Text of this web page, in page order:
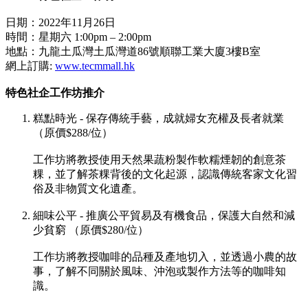
日期：2022年11月26日
時間：星期六 1:00pm – 2:00pm
地點：九龍土瓜灣土瓜灣道86號順聯工業大廈3樓B室
網上訂購: www.tecmmall.hk
特色社企工作坊推介
糕點時光 - 保存傳統手藝，成就婦女充權及長者就業
（原價$288/位）
工作坊將教授使用天然果蔬粉製作軟糯煙韌的創意茶
粿，並了解茶粿背後的文化起源，認識傳統客家文化習
俗及非物質文化遺產。
細味公平 - 推廣公平貿易及有機食品，保護大自然和減
少貧窮 （原價$280/位）
工作坊將教授咖啡的品種及產地切入，並透過小農的故
事，了解不同關於風味、沖泡或製作方法等的咖啡知
識。